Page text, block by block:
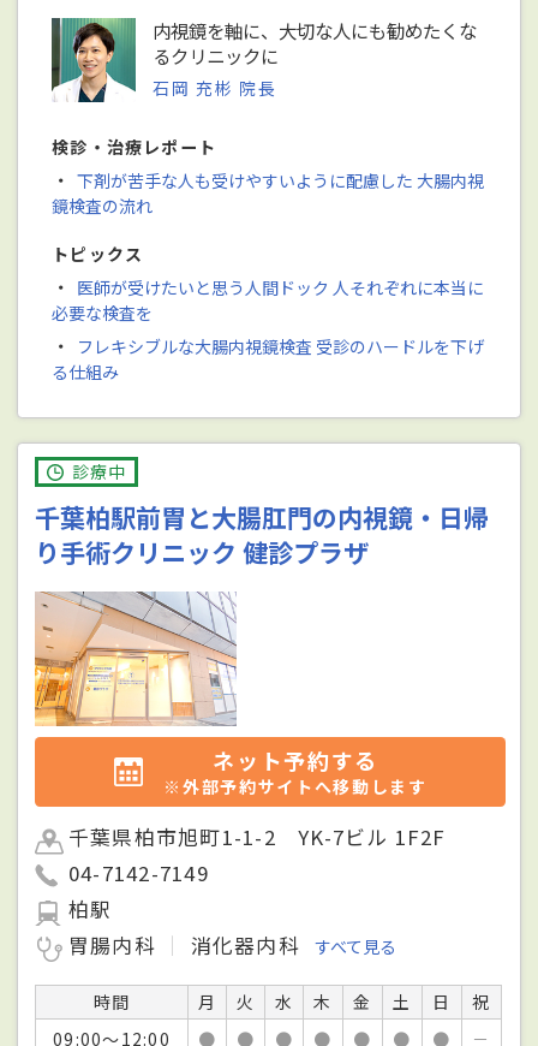
内視鏡を軸に、大切な人にも勧めたくな
るクリニックに
石岡 充彬 院長
検診・治療レポート
・ 下剤が苦手な人も受けやすいように配慮した 大腸内視
鏡検査の流れ
トピックス
・ 医師が受けたいと思う人間ドック 人それぞれに本当に
必要な検査を
・
フレキシブルな大腸内視鏡検査 受診のハードルを下げ
る仕組み
診療中
千葉柏駅前胃と大腸肛門の内視鏡・日帰
り手術クリニック 健診プラザ
ネット予約する
※外部予約サイトへ移動します
千葉県柏市旭町1-1-2 YK-7ビル 1F2F
04-7142-7149
柏駅
胃腸内科
消化器内科 すべて見る
時間 月 火 水 木 金 土 日
祝
09:00～12:00
● ● ● ● ● ● ● －